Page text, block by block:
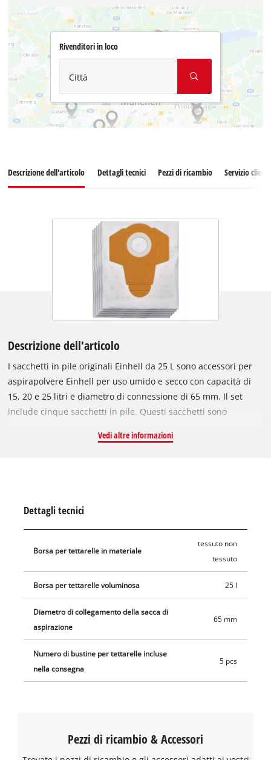
Rivenditori in loco
Città
Descrizione dell'articolo Dettagli tecnici Pezzi di ricambio Servizio clienti
Descrizione dell'articolo
I sacchetti in pile originali Einhell da 25 L sono accessori per
aspirapolvere Einhell per uso umido e secco con capacità di
15, 20 e 25 litri e diametro di connessione di 65 mm. Il set
include cinque sacchetti in pile. Questi sacchetti sono
filtro e migliorano la filtrazione delle particelle di polvere fine,
facilmente nel contenitore di raccolta e il tubo di aspirazione
si collega all'apertura del sacchetto (Ø 65 mm).
Vedi altre informazioni
Dettagli tecnici
Borsa per tettarelle in materiale
tessuto non
tessuto
Borsa per tettarelle voluminosa 25 l
Diametro di collegamento della sacca di
aspirazione
65 mm
Numero di bustine per tettarelle incluse
nella consegna
5 pcs
Pezzi di ricambio & Accessori